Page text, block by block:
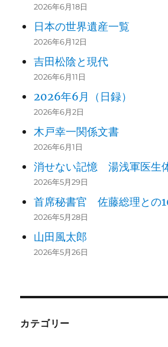
2026年6月18日
日本の世界遺産一覧
2026年6月12日
吉田松陰と現代
2026年6月11日
2026年6月（日録）
2026年6月2日
木戸幸一関係文書
2026年6月1日
消せない記憶 湯浅軍医生
2026年5月29日
首席秘書官 佐藤総理との
2026年5月28日
山田風太郎
2026年5月26日
カテゴリー